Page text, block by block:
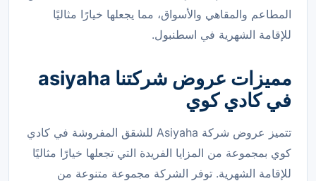
المطاعم والمقاهي والأسواق، مما يجعلها خيارًا مثاليًا
للإقامة الشهرية في اسطنبول.
مميزات عروض شركتنا asiyaha
في كادي كوي
تتميز عروض شركة Asiyaha للشقق المفروشة في كادي
كوي بمجموعة من المزايا الفريدة التي تجعلها خيارًا مثاليًا
للإقامة الشهرية. توفر الشركة مجموعة متنوعة من